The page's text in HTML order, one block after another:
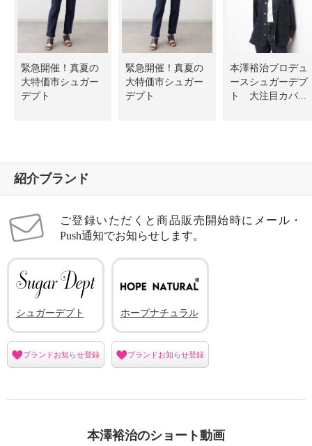
緊急開催！真夏の
大特価市シュガー
デプト
緊急開催！真夏の
大特価市シュガー
デプト
本澤裕治プロデュ
ースシュガーデプ
ト 大注目カバ...
紹介ブランド
ご登録いただくと商品販売開始時にメール・
Push通知でお知らせします。
シュガーデプト
ブランドお知らせ登録
ホープナチュラル
ブランドお知らせ登録
本澤裕治のショート動画